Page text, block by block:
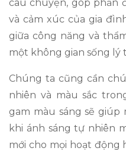
câu chuyện, góp phần
và cảm xúc của gia
giữa công năng và
một không gian sống lý
Chúng ta cũng cần
nhiên và màu sắc
gam màu sáng sẽ
khi ánh sáng tự nhiên
mới cho mọi hoạt động